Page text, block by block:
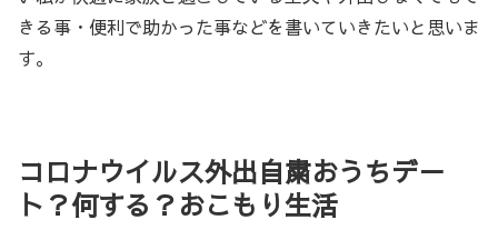
きる事・便利で助かった事などを書いていきたいと思いま
す。
コロナウイルス外出自粛おうちデ－
ト？何する？おこもり生活